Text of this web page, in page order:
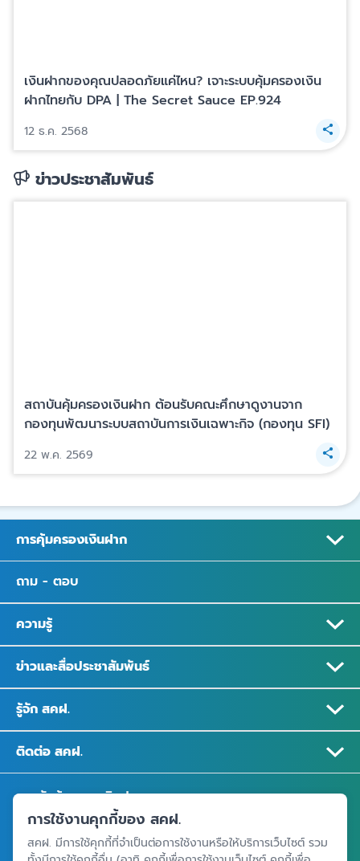
เงินฝากของคุณปลอดภัยแค่ไหน? เจาะระบบคุ้มครองเงิน
ฝากไทยกับ DPA | The Secret Sauce EP.924
12 ธ.ค. 2568
ข่าวประชาสัมพันธ์
สถาบันคุ้มครองเงินฝาก ต้อนรับคณะศึกษาดูงานจาก
กองทุนพัฒนาระบบสถาบันการเงินเฉพาะกิจ (กองทุน SFI)
22 พ.ค. 2569
การคุ้มครองเงินฝาก
ถาม - ตอบ
ความรู้
ข่าวและสื่อประชาสัมพันธ์
รู้จัก สคฝ.
ติดต่อ สคฝ.
สถาบันคุ้มครองเงินฝาก
อาคารเอสเจ อินฟินิท วัน บิสซิเนสคอมเพล็กซ์ ชั้น 25 - 27 เลขที่ 349
ถนนวิภาวดีรังสิต แขวงจอมพล เขตจตุจักร กรุงเทพฯ 10900
การใช้งานคุกกี้ของ สคฝ.
สคฝ. มีการใช้คุกกี้ที่จำเป็นต่อการใช้งานหรือให้บริการเว็บไซต์ รวม